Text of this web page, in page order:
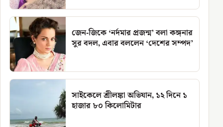
জেন-জিকে ‘নর্দমার প্রজন্ম’ বলা কঙ্গনার
সুর বদল, এবার বললেন ‘দেশের সম্পদ’
সাইকেলে শ্রীলঙ্কা অভিযান, ১২ দিনে ১
হাজার ৮০ কিলোমিটার